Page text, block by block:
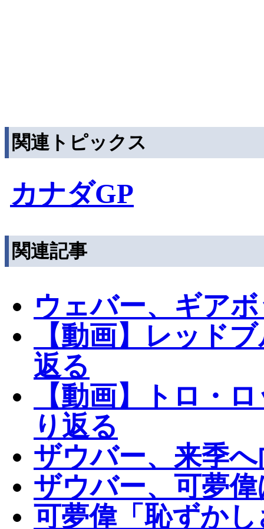
関連トピックス
カナダGP
関連記事
ウェバー、ギア
【動画】レッド
返る
【動画】トロ・
り返る
ザウバー、来季
ザウバー、可夢
可夢偉「恥ずか